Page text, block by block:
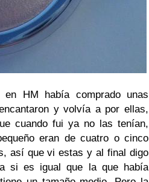
HM había comprado unas
y volvía a por ellas,
cuando fui ya no las tenían,
eran de cuatro o cinco
así que vi estas y al final digo
si es igual que la que había